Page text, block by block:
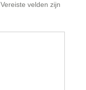
Vereiste velden zijn